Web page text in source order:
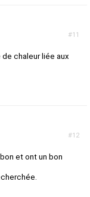
#11
chaleur liée aux
#12
et ont un bon